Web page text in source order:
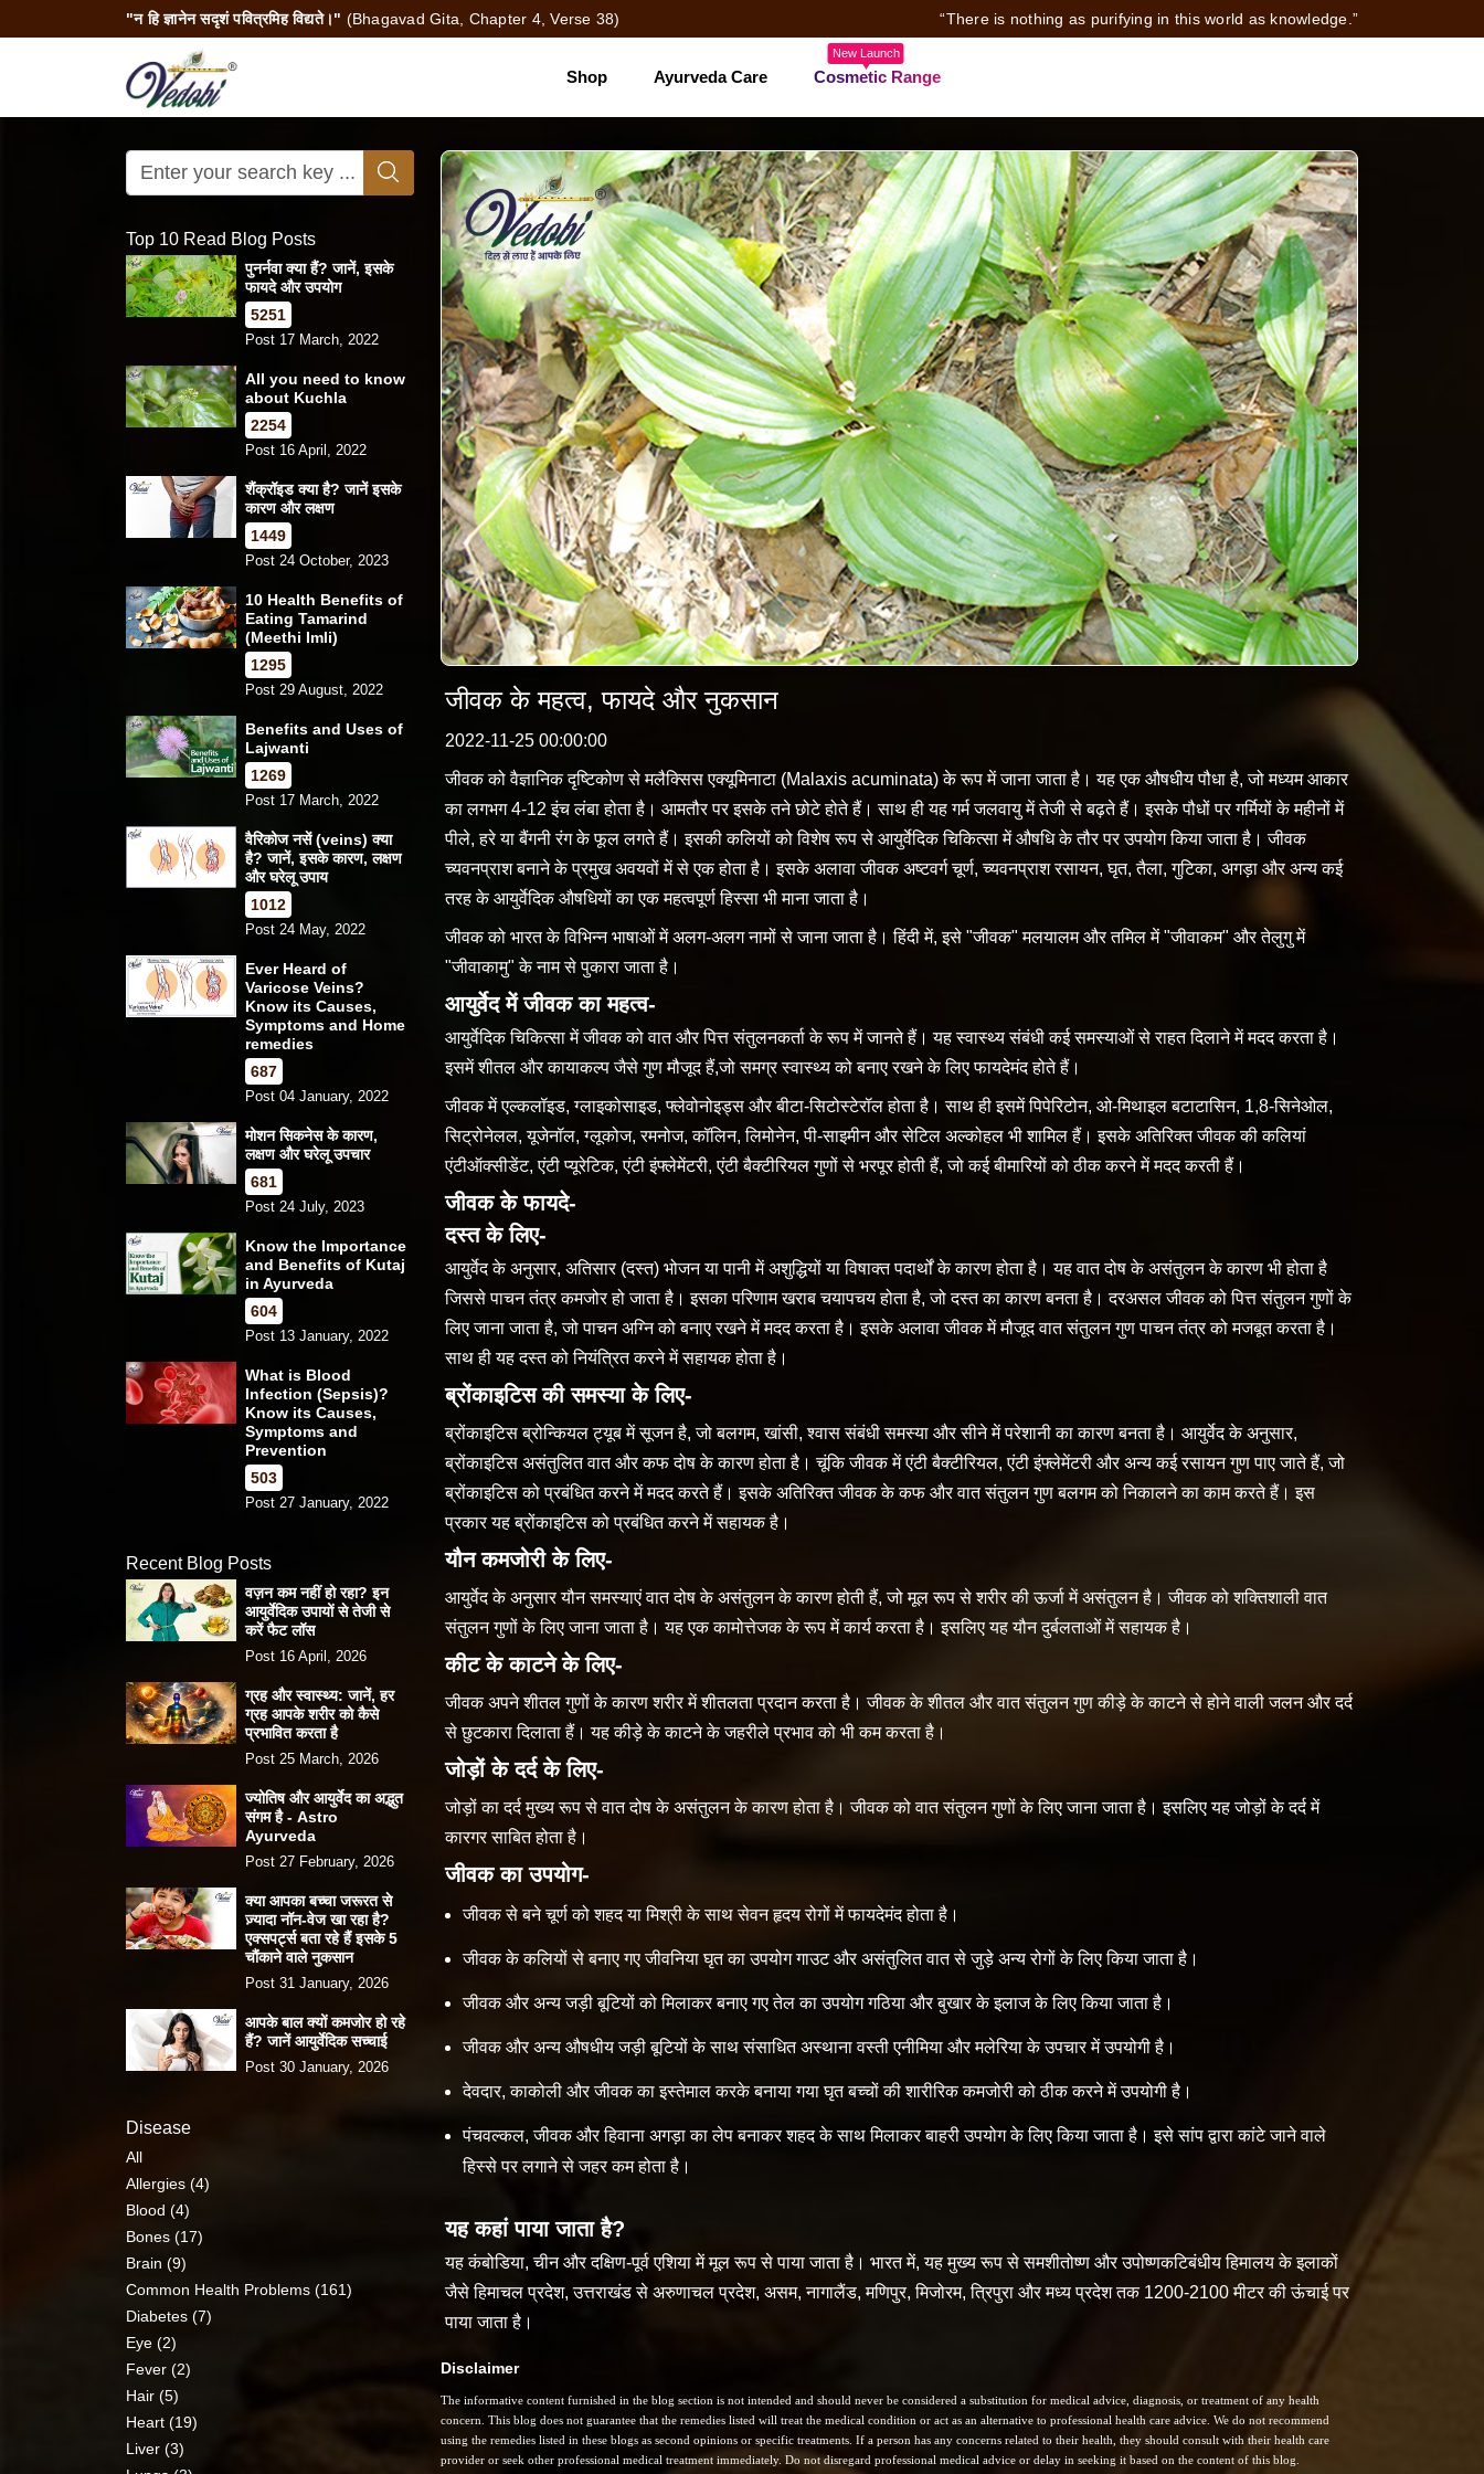
"न हि ज्ञानेन सदृशं पवित्रमिह विद्यते।" (Bhagavad Gita, Chapter 4, Verse 38) “There is nothing as purifying in this world as knowledge.”
Shop Ayurveda Care Cosmetic Range
New Launch
जीवक के महत्व, फायदे और नुकसान
2022-11-25 00:00:00
जीवक को वैज्ञानिक दृष्टिकोण से मलैक्सिस एक्यूमिनाटा (Malaxis acuminata) के रूप में जाना जाता है। यह एक औषधीय पौधा है, जो मध्यम आकार
का लगभग 4-12 इंच लंबा होता है। आमतौर पर इसके तने छोटे होते हैं। साथ ही यह गर्म जलवायु में तेजी से बढ़ते हैं। इसके पौधों पर गर्मियों के महीनों में
पीले, हरे या बैंगनी रंग के फूल लगते हैं। इसकी कलियों को विशेष रूप से आयुर्वेदिक चिकित्सा में औषधि के तौर पर उपयोग किया जाता है। जीवक
च्यवनप्राश बनाने के प्रमुख अवयवों में से एक होता है। इसके अलावा जीवक अष्टवर्ग चूर्ण, च्यवनप्राश रसायन, घृत, तैला, गुटिका, अगड़ा और अन्य कई
तरह के आयुर्वेदिक औषधियों का एक महत्वपूर्ण हिस्सा भी माना जाता है।
जीवक को भारत के विभिन्न भाषाओं में अलग-अलग नामों से जाना जाता है। हिंदी में, इसे "जीवक" मलयालम और तमिल में "जीवाकम" और तेलुगु में
"जीवाकामु" के नाम से पुकारा जाता है।
आयुर्वेद में जीवक का महत्व-
आयुर्वेदिक चिकित्सा में जीवक को वात और पित्त संतुलनकर्ता के रूप में जानते हैं। यह स्वास्थ्य संबंधी कई समस्याओं से राहत दिलाने में मदद करता है।
इसमें शीतल और कायाकल्प जैसे गुण मौजूद हैं,जो समग्र स्वास्थ्य को बनाए रखने के लिए फायदेमंद होते हैं।
जीवक में एल्कलॉइड, ग्लाइकोसाइड, फ्लेवोनोइड्स और बीटा-सिटोस्टेरॉल होता है। साथ ही इसमें पिपेरिटोन, ओ-मिथाइल बटाटासिन, 1,8-सिनेओल,
सिट्रोनेलल, यूजेनॉल, ग्लूकोज, रमनोज, कॉलिन, लिमोनेन, पी-साइमीन और सेटिल अल्कोहल भी शामिल हैं। इसके अतिरिक्त जीवक की कलियां
एंटीऑक्सीडेंट, एंटी प्यूरेटिक, एंटी इंफ्लेमेंटरी, एंटी बैक्टीरियल गुणों से भरपूर होती हैं, जो कई बीमारियों को ठीक करने में मदद करती हैं।
जीवक के फायदे-
दस्त के लिए-
आयुर्वेद के अनुसार, अतिसार (दस्त) भोजन या पानी में अशुद्धियों या विषाक्त पदार्थों के कारण होता है। यह वात दोष के असंतुलन के कारण भी होता है
जिससे पाचन तंत्र कमजोर हो जाता है। इसका परिणाम खराब चयापचय होता है, जो दस्त का कारण बनता है। दरअसल जीवक को पित्त संतुलन गुणों के
लिए जाना जाता है, जो पाचन अग्नि को बनाए रखने में मदद करता है। इसके अलावा जीवक में मौजूद वात संतुलन गुण पाचन तंत्र को मजबूत करता है।
साथ ही यह दस्त को नियंत्रित करने में सहायक होता है।
ब्रोंकाइटिस की समस्या के लिए-
ब्रोंकाइटिस ब्रोन्कियल ट्यूब में सूजन है, जो बलगम, खांसी, श्वास संबंधी समस्या और सीने में परेशानी का कारण बनता है। आयुर्वेद के अनुसार,
ब्रोंकाइटिस असंतुलित वात और कफ दोष के कारण होता है। चूंकि जीवक में एंटी बैक्टीरियल, एंटी इंफ्लेमेंटरी और अन्य कई रसायन गुण पाए जाते हैं, जो
ब्रोंकाइटिस को प्रबंधित करने में मदद करते हैं। इसके अतिरिक्त जीवक के कफ और वात संतुलन गुण बलगम को निकालने का काम करते हैं। इस
प्रकार यह ब्रोंकाइटिस को प्रबंधित करने में सहायक है।
यौन कमजोरी के लिए-
आयुर्वेद के अनुसार यौन समस्याएं वात दोष के असंतुलन के कारण होती हैं, जो मूल रूप से शरीर की ऊर्जा में असंतुलन है। जीवक को शक्तिशाली वात
संतुलन गुणों के लिए जाना जाता है। यह एक कामोत्तेजक के रूप में कार्य करता है। इसलिए यह यौन दुर्बलताओं में सहायक है।
कीट के काटने के लिए-
जीवक अपने शीतल गुणों के कारण शरीर में शीतलता प्रदान करता है। जीवक के शीतल और वात संतुलन गुण कीड़े के काटने से होने वाली जलन और दर्द
से छुटकारा दिलाता हैं। यह कीड़े के काटने के जहरीले प्रभाव को भी कम करता है।
जोड़ों के दर्द के लिए-
जोड़ों का दर्द मुख्य रूप से वात दोष के असंतुलन के कारण होता है। जीवक को वात संतुलन गुणों के लिए जाना जाता है। इसलिए यह जोड़ों के दर्द में
कारगर साबित होता है।
जीवक का उपयोग-
जीवक से बने चूर्ण को शहद या मिश्री के साथ सेवन हृदय रोगों में फायदेमंद होता है।
जीवक के कलियों से बनाए गए जीवनिया घृत का उपयोग गाउट और असंतुलित वात से जुड़े अन्य रोगों के लिए किया जाता है।
जीवक और अन्य जड़ी बूटियों को मिलाकर बनाए गए तेल का उपयोग गठिया और बुखार के इलाज के लिए किया जाता है।
जीवक और अन्य औषधीय जड़ी बूटियों के साथ संसाधित अस्थाना वस्ती एनीमिया और मलेरिया के उपचार में उपयोगी है।
देवदार, काकोली और जीवक का इस्तेमाल करके बनाया गया घृत बच्चों की शारीरिक कमजोरी को ठीक करने में उपयोगी है।
पंचवल्कल, जीवक और हिवाना अगड़ा का लेप बनाकर शहद के साथ मिलाकर बाहरी उपयोग के लिए किया जाता है। इसे सांप द्वारा कांटे जाने वाले
हिस्से पर लगाने से जहर कम होता है।
यह कहां पाया जाता है?
यह कंबोडिया, चीन और दक्षिण-पूर्व एशिया में मूल रूप से पाया जाता है। भारत में, यह मुख्य रूप से समशीतोष्ण और उपोष्णकटिबंधीय हिमालय के इलाकों
जैसे हिमाचल प्रदेश, उत्तराखंड से अरुणाचल प्रदेश, असम, नागालैंड, मणिपुर, मिजोरम, त्रिपुरा और मध्य प्रदेश तक 1200-2100 मीटर की ऊंचाई पर
पाया जाता है।
Disclaimer
The informative content furnished in the blog section is not intended and should never be considered a substitution for medical advice, diagnosis, or treatment of any health
concern. This blog does not guarantee that the remedies listed will treat the medical condition or act as an alternative to professional health care advice. We do not recommend
using the remedies listed in these blogs as second opinions or specific treatments. If a person has any concerns related to their health, they should consult with their health care
provider or seek other professional medical treatment immediately. Do not disregard professional medical advice or delay in seeking it based on the content of this blog.
Top 10 Read Blog Posts
पुनर्नवा क्या हैं? जानें, इसके
फायदे और उपयोग
5251
Post 17 March, 2022
All you need to know
about Kuchla
2254
Post 16 April, 2022
शैंक्रॉइड क्या है? जानें इसके
कारण और लक्षण
1449
Post 24 October, 2023
10 Health Benefits of
Eating Tamarind
(Meethi Imli)
1295
Post 29 August, 2022
Benefits and Uses of
Lajwanti
1269
Post 17 March, 2022
वैरिकोज नसें (veins) क्या
है? जानें, इसके कारण, लक्षण
और घरेलू उपाय
1012
Post 24 May, 2022
Ever Heard of
Varicose Veins?
Know its Causes,
Symptoms and Home
remedies
687
Post 04 January, 2022
मोशन सिकनेस के कारण,
लक्षण और घरेलू उपचार
681
Post 24 July, 2023
Know the Importance
and Benefits of Kutaj
in Ayurveda
604
Post 13 January, 2022
What is Blood
Infection (Sepsis)?
Know its Causes,
Symptoms and
Prevention
503
Post 27 January, 2022
Recent Blog Posts
वज़न कम नहीं हो रहा? इन
आयुर्वेदिक उपायों से तेजी से
करें फैट लॉस
Post 16 April, 2026
ग्रह और स्वास्थ्य: जानें, हर
ग्रह आपके शरीर को कैसे
प्रभावित करता है
Post 25 March, 2026
ज्योतिष और आयुर्वेद का अद्भुत
संगम है - Astro
Ayurveda
Post 27 February, 2026
क्या आपका बच्चा जरूरत से
ज़्यादा नॉन-वेज खा रहा है?
एक्सपर्ट्स बता रहे हैं इसके 5
चौंकाने वाले नुकसान
Post 31 January, 2026
आपके बाल क्यों कमजोर हो रहे
हैं? जानें आयुर्वेदिक सच्चाई
Post 30 January, 2026
Disease
All
Allergies (4)
Blood (4)
Bones (17)
Brain (9)
Common Health Problems (161)
Diabetes (7)
Eye (2)
Fever (2)
Hair (5)
Heart (19)
Liver (3)